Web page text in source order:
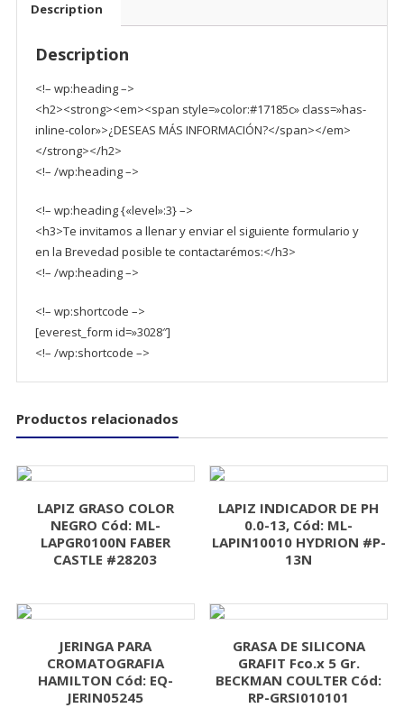
Description
Description
<!– wp:heading –>
<h2><strong><em><span style=»color:#17185c» class=»has-
inline-color»>¿DESEAS MÁS INFORMACIÓN?</span></em>
</strong></h2>
<!– /wp:heading –>
<!– wp:heading {«level»:3} –>
<h3>Te invitamos a llenar y enviar el siguiente formulario y
en la Brevedad posible te contactarémos:</h3>
<!– /wp:heading –>
<!– wp:shortcode –>
[everest_form id=»3028″]
<!– /wp:shortcode –>
Productos relacionados
LAPIZ GRASO COLOR
NEGRO Cód: ML-
LAPGR0100N FABER
CASTLE #28203
LAPIZ INDICADOR DE PH
0.0-13, Cód: ML-
LAPIN10010 HYDRION #P-
13N
JERINGA PARA
CROMATOGRAFIA
HAMILTON Cód: EQ-
JERIN05245
GRASA DE SILICONA
GRAFIT Fco.x 5 Gr.
BECKMAN COULTER Cód:
RP-GRSI010101